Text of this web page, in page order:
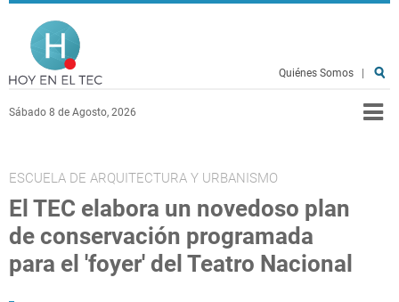
Pasar al contenido principal
Sábado 8 de Agosto, 2026
Quiénes Somos
ESCUELA DE ARQUITECTURA Y URBANISMO
El TEC elabora un novedoso plan
de conservación programada
para el 'foyer' del Teatro Nacional